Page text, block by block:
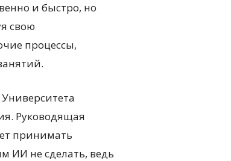
и быстро, но
свою
процессы,
Руководящая
принимать
ИИ не сделать, ведь